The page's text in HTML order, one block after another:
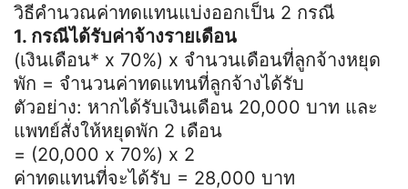
วิธีคำนวณค่าทดแทนแบ่งออกเป็น 2 กรณี
1. กรณีได้รับค่าจ้างรายเดือน
(เงินเดือน* x 70%) x จำนวนเดือนที่ลูกจ้างหยุด
พัก = จำนวนค่าทดแทนที่ลูกจ้างได้รับ
ตัวอย่าง: หากได้รับเงินเดือน 20,000 บาท และ
แพทย์สั่งให้หยุดพัก 2 เดือน
= (20,000 x 70%) x 2
ค่าทดแทนที่จะได้รับ = 28,000 บาท